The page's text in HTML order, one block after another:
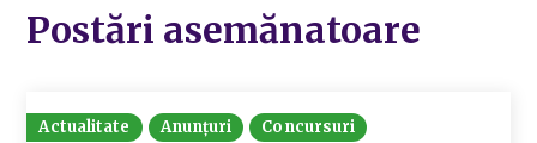
Postări asemănatoare
Actualitate Anunțuri Concursuri